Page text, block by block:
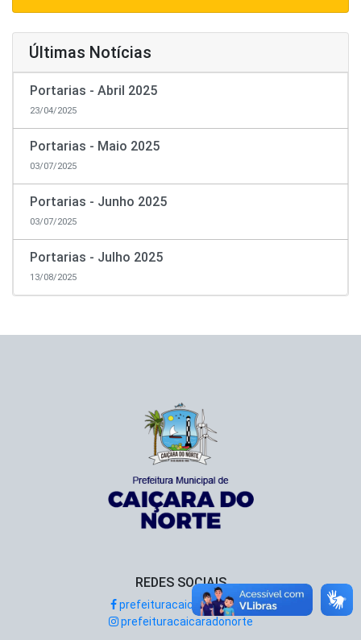
Últimas Notícias
Portarias - Abril 2025
23/04/2025
Portarias - Maio 2025
03/07/2025
Portarias - Junho 2025
03/07/2025
Portarias - Julho 2025
13/08/2025
REDES SOCIAIS
prefeituracaicaradonorte
prefeituracaicaradonorte